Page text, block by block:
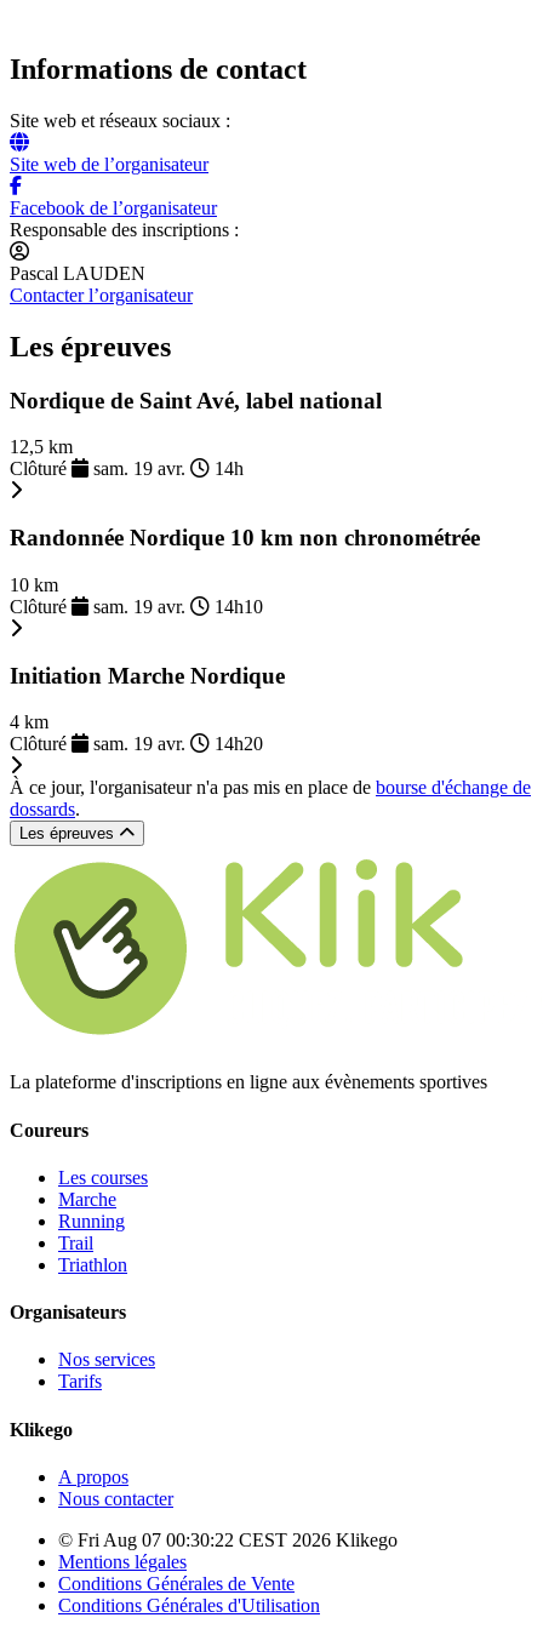
Informations de contact
Site web et réseaux sociaux :
Site web de l’organisateur
Facebook de l’organisateur
Responsable des inscriptions :
Pascal LAUDEN
Contacter l’organisateur
Les épreuves
Nordique de Saint Avé, label national
12,5 km
Clôturé
sam. 19 avr. 14h
Randonnée Nordique 10 km non chronométrée
10 km
Clôturé
sam. 19 avr. 14h10
Initiation Marche Nordique
4 km
Clôturé
sam. 19 avr. 14h20
À ce jour, l'organisateur n'a pas mis en place de bourse d'échange de
dossards.
Les épreuves
La plateforme d'inscriptions en ligne aux évènements sportives
Coureurs
Les courses
Marche
Running
Trail
Triathlon
Organisateurs
Nos services
Tarifs
Klikego
A propos
Nous contacter
© Fri Aug 07 00:30:22 CEST 2026 Klikego
Mentions légales
Conditions Générales de Vente
Conditions Générales d'Utilisation